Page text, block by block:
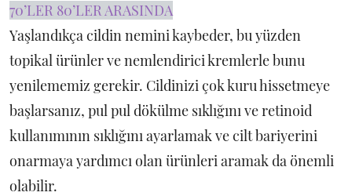
70’LER 80’LER ARASINDA
Yaşlandıkça cildin nemini kaybeder, bu yüzden
topikal ürünler ve nemlendirici kremlerle bunu
yenilememiz gerekir. Cildinizi çok kuru hissetmeye
başlarsanız, pul pul dökülme sıklığını ve retinoid
kullanımının sıklığını ayarlamak ve cilt bariyerini
onarmaya yardımcı olan ürünleri aramak da önemli
olabilir.